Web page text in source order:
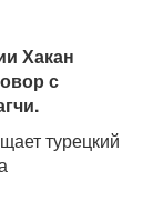
Хакан
с
турецкий